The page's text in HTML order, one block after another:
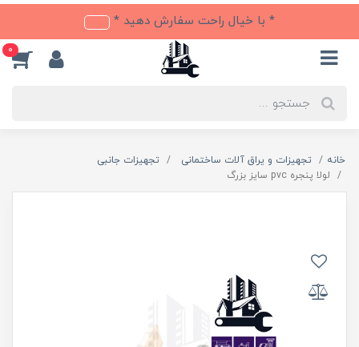
* با خیال راحت سفارش دهید *
0
خانه تجهیزات و یراق آلات ساختمانی
تجهیزات جانبی
لولا پنجره pvc سایز بزرگ